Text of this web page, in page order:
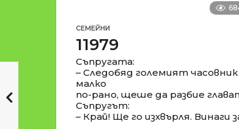
СЕМЕЙНИ
11979
Съпругата:
– Следобяд големият
малко
по-рано, щеше да разбие
Съпругът:
– Край! Ще го изхвърля. Винаги